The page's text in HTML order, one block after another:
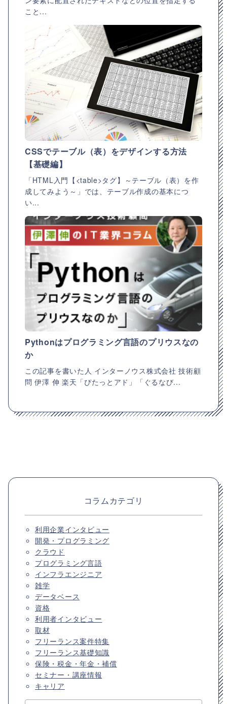
こと...
CSSでテーブル（表）をデザインする方法
【基礎編】
「HTML入門【<table>タグ】～テーブル（表）を作
成してみよう～」では、テーブル作成の基本につ
い...
Pythonはプログラミング言語のプリウスなの
か
この記事を書いた人 インターノウス株式会社 技術顧
問 伊澤 伸 楽天「ぴたっとアド」「ぐるなび...
コラムカテゴリ
利用企業インタビュー
開発・プログラミング
クラウド
プログラミング言語
インフラエンジニア
雑学
データベース
資格
利用者インタビュー
取材
フリーランス案件特集
フリーランス基礎知識
保険・税金・年金・補償
セミナー・講座情報
キャリア